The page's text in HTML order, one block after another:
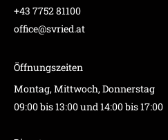
+43 7752 81100
office@svried.at
Öffnungszeiten
Montag, Mittwoch, Donnerstag
09:00 bis 13:00 und 14:00 bis 17:00